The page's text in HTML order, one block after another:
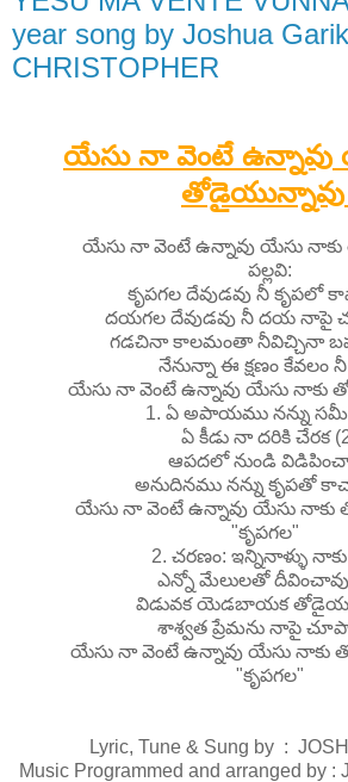
year song by Joshua
CHRISTOPHER
యేసు నా వెంటే ఉన్నావు
తోడైయున్నావు
యేసు నా వెంటే ఉన్నావు యేసు
పల్లవి:
కృపగల దేవుడవు నీ కృపలో
దయగల దేవుడవు నీ దయ నాపై
గడచినా కాలమంతా నీవిచ్చినా
నేనున్నా ఈ క్షణం కేవలం నీ
యేసు నా వెంటే ఉన్నావు యేసు నాకు
1. ఏ అపాయము నన్ను
ఏ కీడు నా దరికి చేరక
ఆపదలో నుండి
అనుదినము నన్ను కృపతో
యేసు నా వెంటే ఉన్నావు యేసు నాకు
"కృపగల"
2. చరణం: ఇన్నినాళ్ళు
ఎన్నో మేలులతో దీవించావు
విడువక యెడబాయక
శాశ్వత ప్రేమను నాపై
యేసు నా వెంటే ఉన్నావు యేసు నాకు
"కృపగల"
Lyric, Tune & Sung by :
Music Programmed and arranged by :